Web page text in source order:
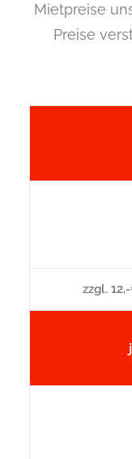
Mietpreise
Preise
zzgl.